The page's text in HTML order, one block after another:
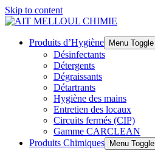
Skip to content
Produits d’Hygiène Menu Toggle
Désinfectants
Détergents
Dégraissants
Détartrants
Hygiène des mains
Entretien des locaux
Circuits fermés (CIP)
Gamme CARCLEAN
Produits Chimiques
Menu Toggle